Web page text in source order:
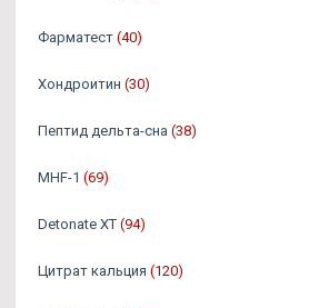
Фарматест (40)
Хондроитин (30)
Пептид дельта-сна (38)
MHF-1 (69)
Detonate XT (94)
Цитрат кальция (120)